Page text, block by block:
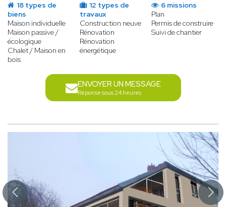
18 types de
biens
Maison individuelle
Maison passive /
écologique
Chalet / Maison en
bois
12 types de
travaux
Construction neuve
Rénovation
Rénovation
énergétique
6 missions
Plan
Permis de construire
Suivi de chantier
ENVOYER UN MESSAGE
Réponse sous 24 heures